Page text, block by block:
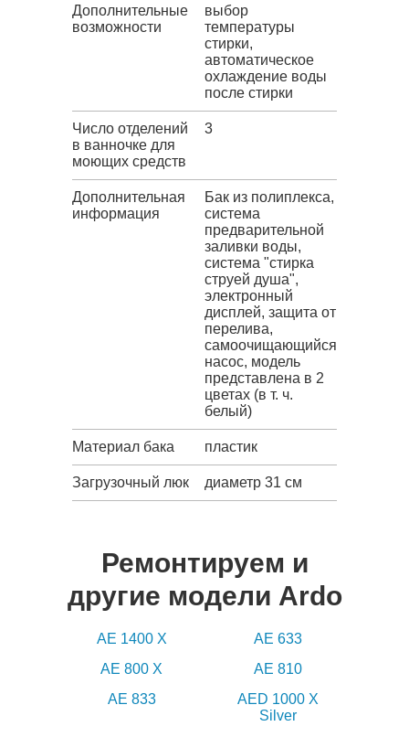
Дополнительные
возможности
выбор
температуры
стирки,
автоматическое
охлаждение воды
после стирки
Число отделений
в ванночке для
моющих средств
3
Дополнительная
информация
Бак из полиплекса,
система
предварительной
заливки воды,
система "стирка
струей душа",
электронный
дисплей, защита от
перелива,
самоочищающийся
насос, модель
представлена в 2
цветах (в т. ч.
белый)
Материал бака пластик
Загрузочный люк диаметр 31 см
Ремонтируем и
другие модели Ardo
AE 1400 X
AE 633
AE 800 X
AE 810
AE 833
AED 1000 X
Silver